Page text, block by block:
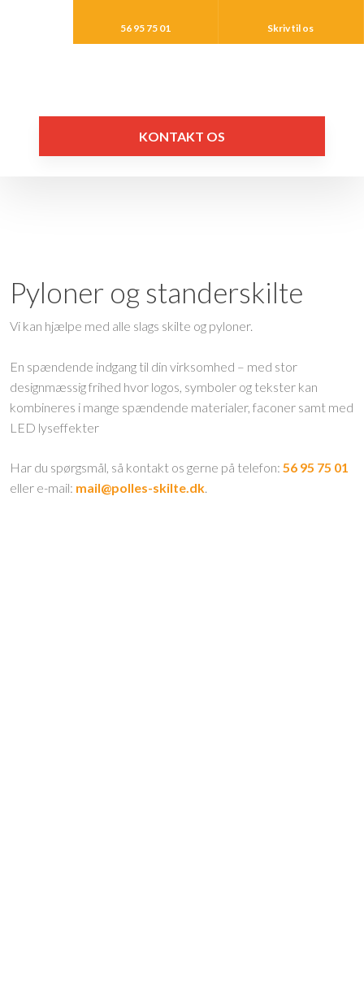
56 95 75 01 Skriv til os
KONTAKT OS​
Pyloner og standerskilte
Vi kan hjælpe med alle slags skilte og pyloner.
En spændende indgang til din virksomhed – med stor
designmæssig frihed hvor logos, symboler og tekster kan
kombineres i mange spændende materialer, faconer samt med
LED lyseffekter
​​Har du spørgsmål, så kontakt os gerne på telefon:56 95 75 01
eller e-mail: mail@polles-skilte.dk​.